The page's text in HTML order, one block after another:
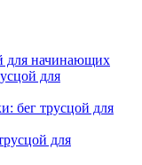
для начинающих
для
бег трусцой для
для